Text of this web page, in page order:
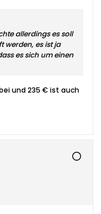
allerdings es soll
werden, es ist ja
es sich um einen
und 235 € ist auch